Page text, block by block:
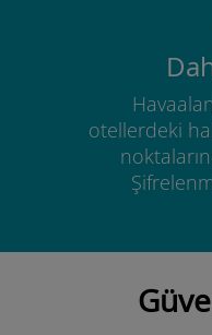
otellerdeki